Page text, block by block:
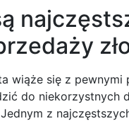
wiąże się z pewnymi
do niekorzystnych
z